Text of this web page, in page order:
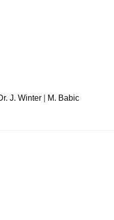
J. Winter|
M. Babic